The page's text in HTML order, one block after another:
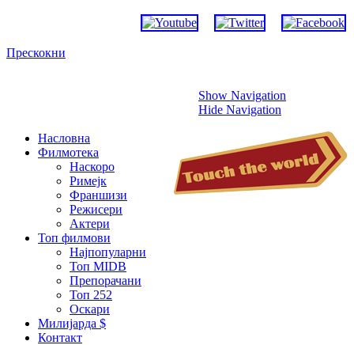
Прескокни
Show Navigation
Hide Navigation
Насловна
Филмотека
Наскоро
Римејк
Франшизи
Режисери
Актери
Топ филмови
Најпопуларни
Топ MIDB
Препорачани
Топ 252
Оскари
Милијарда $
Контакт